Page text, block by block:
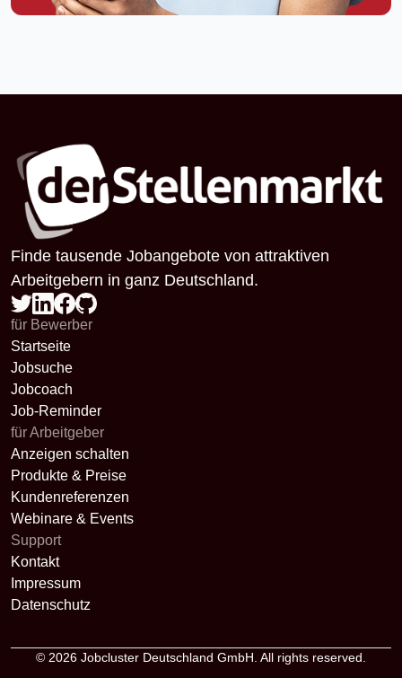
Finde tausende Jobangebote von attraktiven
Arbeitgebern in ganz Deutschland.
für Bewerber
Startseite
Jobsuche
Jobcoach
Job-Reminder
für Arbeitgeber
Anzeigen schalten
Produkte & Preise
Kundenreferenzen
Webinare & Events
Support
Kontakt
Impressum
Datenschutz
© 2026 Jobcluster Deutschland GmbH. All rights reserved.